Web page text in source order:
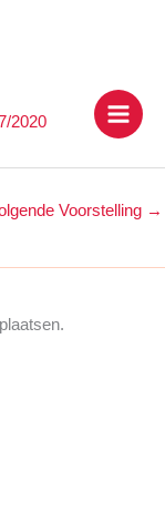
2020
Voorstelling →